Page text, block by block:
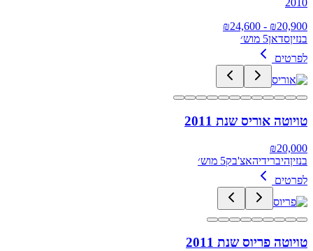
2010
₪20,900
- ₪
24,600
בנזיןסדאן5 מוש׳
לפרטים
טויוטה אוריס שנת 2011
₪20,000
בנזיןהיברידיהאצ'בק5 מוש׳
לפרטים
טויוטה פריוס שנת 2011